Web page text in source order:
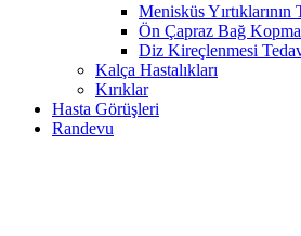
Menisküs Yırtıklarının
Ön Çapraz Bağ
Diz Kireçlenmesi
Kalça Hastalıkları
Kırıklar
Hasta Görüşleri
Randevu